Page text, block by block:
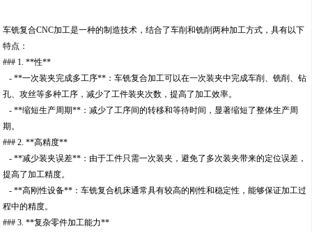
车铣复合CNC加工是一种的制造技术，结合了车削和铣削两种加工方式，具有以下
特点：
### 1. **性**
- **一次装夹完成多工序**：车铣复合加工可以在一次装夹中完成车削、铣削、钻
孔、攻丝等多种工序，减少了工件装夹次数，提高了加工效率。
- **缩短生产周期**：减少了工序间的转移和等待时间，显著缩短了整体生产周
期。
### 2. **高精度**
- **减少装夹误差**：由于工件只需一次装夹，避免了多次装夹带来的定位误差，
提高了加工精度。
- **高刚性设备**：车铣复合机床通常具有较高的刚性和稳定性，能够保证加工过
程中的精度。
### 3. **复杂零件加工能力**